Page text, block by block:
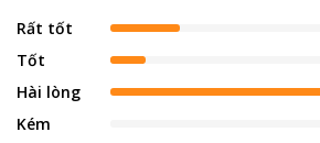
Rất tốt
Tốt
Hài lòng
Kém